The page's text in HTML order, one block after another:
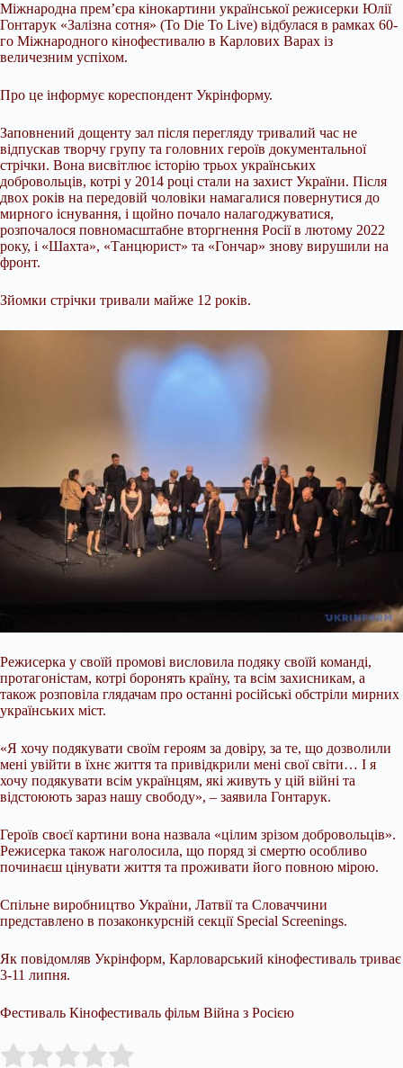
Міжнародна прем’єра кінокартини української режисерки Юлії
Гонтарук «Залізна сотня» (To Die To Live) відбулася в рамках 60-
го Міжнародного кінофестивалю в Карлових Варах із
величезним успіхом.
Про це інформує кореспондент Укрінформу.
Заповнений дощенту зал після перегляду тривалий час не
відпускав творчу групу та головних героїв документальної
стрічки. Вона висвітлює історію трьох українських
добровольців, котрі у 2014 році стали на захист України. Після
двох років на передовій чоловіки намагалися повернутися до
мирного існування, і щойно почало налагоджуватися,
розпочалося повномасштабне вторгнення Росії в лютому 2022
року, і «Шахта», «Танцюрист» та «Гончар» знову вирушили на
фронт.
Зйомки стрічки тривали майже 12 років.
Режисерка у своїй промові висловила подяку своїй команді,
протагоністам, котрі боронять країну, та всім захисникам, а
також розповіла глядачам про останні російські обстріли мирних
українських міст.
«Я хочу подякувати своїм героям за довіру, за те, що дозволили
мені увійти в їхнє життя та привідкрили мені свої світи… І я
хочу подякувати всім українцям, які живуть у цій війні та
відстоюють зараз нашу свободу», – заявила Гонтарук.
Героїв своєї картини вона назвала «цілим зрізом добровольців».
Режисерка також наголосила, що поряд зі смертю особливо
починаєш цінувати життя та проживати його повною мірою.
Спільне виробництво України, Латвії та Словаччини
представлено в позаконкурсній секції Special Screenings.
Як повідомляв Укрінформ, Карловарський кінофестиваль триває
3-11 липня.
Фестиваль Кінофестиваль фільм Війна з Росією
Rate this item: